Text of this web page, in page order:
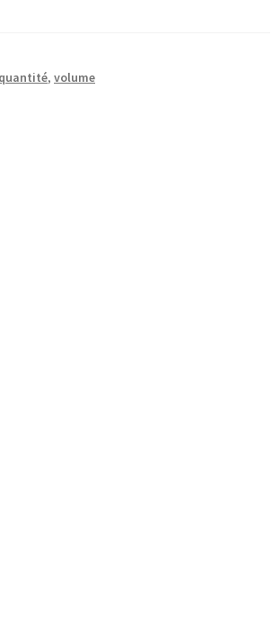
quantité,volume